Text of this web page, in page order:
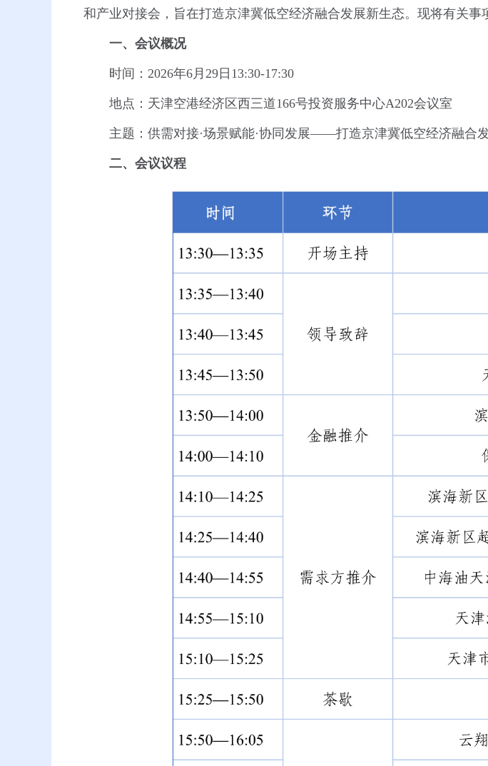
和产业对接会，旨在打造京津冀低空经济融合发展新生态。现将有关事
一、会议概况
时间：2026年6月29日13:30-17:30
地点：天津空港经济区西三道166号投资服务中心A202会议室
主题：供需对接·场景赋能·协同发展——打造京津冀低空经济融合
二、会议议程